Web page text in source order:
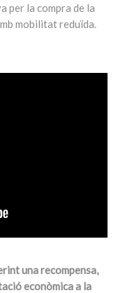
per la compra de la
mobilitat reduïda.
una recompensa,
econòmica a la